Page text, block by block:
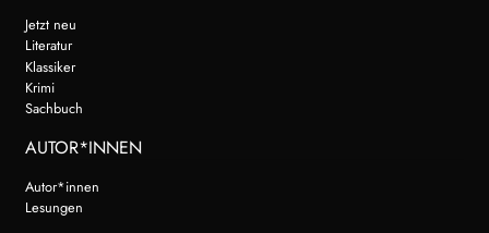
Jetzt neu
Literatur
Klassiker
Krimi
Sachbuch
AUTOR*INNEN
Autor*innen
Lesungen